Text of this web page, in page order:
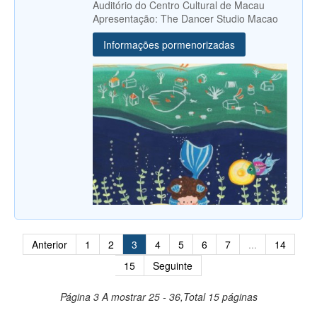
Auditório do Centro Cultural de Macau
Apresentação: The Dancer Studio Macao
Informações pormenorizadas
Anterior 1 2 3 4 5 6 7 ...
14
15
Seguinte
Página 3 A mostrar 25 - 36,Total 15 páginas